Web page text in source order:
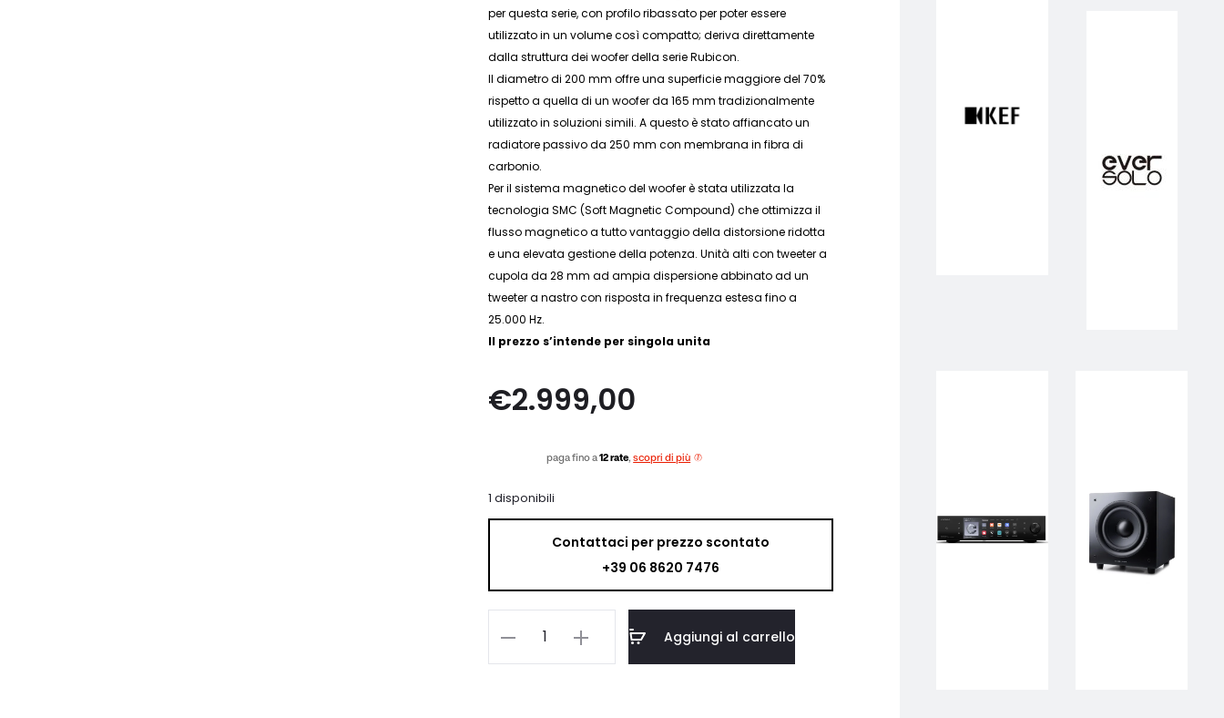
per questa serie, con profilo ribassato per poter essere
utilizzato in un volume così compatto; deriva direttamente
dalla struttura dei woofer della serie Rubicon.
Il diametro di 200 mm offre una superficie maggiore del 70%
rispetto a quella di un woofer da 165 mm tradizionalmente
utilizzato in soluzioni simili. A questo è stato affiancato un
radiatore passivo da 250 mm con membrana in fibra di
carbonio.
Per il sistema magnetico del woofer è stata utilizzata la
tecnologia SMC (Soft Magnetic Compound) che ottimizza il
flusso magnetico a tutto vantaggio della distorsione ridotta
e una elevata gestione della potenza. Unità alti con tweeter a
cupola da 28 mm ad ampia dispersione abbinato ad un
tweeter a nastro con risposta in frequenza estesa fino a
25.000 Hz.
Il prezzo s’intende per singola unita
€2.999,00
paga fino a12 rate,scopri di più
1 disponibili
Contattaci per prezzo scontato
+39 06 8620 7476
Aggiungi al carrello